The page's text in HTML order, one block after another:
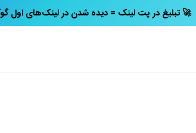
← تبلیغ در پت‌ لینک = دیده شدن در لینک‌های اول گوگل 🚀